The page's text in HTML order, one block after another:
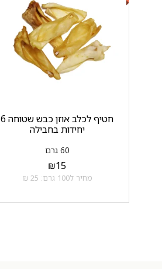
חטיף לכלב אוזן כבש שטוחה 6
יחידות בחבילה
60 גרם
₪15
מחיר ל100 גרם: 25 ₪